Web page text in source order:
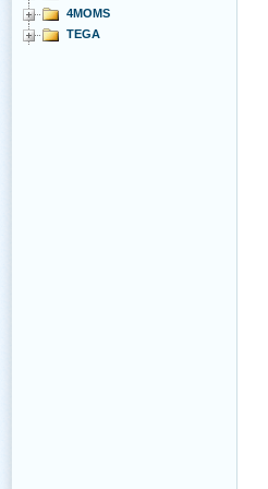
4MOMS
TEGA